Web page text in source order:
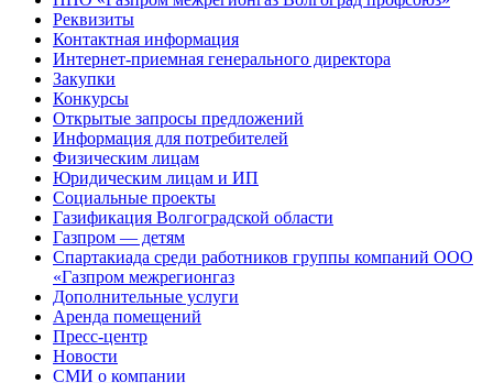
Реквизиты
Контактная информация
Интернет-приемная генерального директора
Закупки
Конкурсы
Открытые запросы предложений
Информация для потребителей
Физическим лицам
Юридическим лицам и ИП
Социальные проекты
Газификация Волгоградской области
Газпром — детям
Спартакиада среди работников группы компаний ООО
«Газпром межрегионгаз
Дополнительные услуги
Аренда помещений
Пресс-центр
Новости
СМИ о компании